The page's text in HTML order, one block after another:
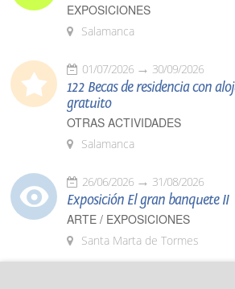
EXPOSICIONES
Salamanca
01/07/2026 30/09/2026
122 Becas de residencia con
gratuito
OTRAS ACTIVIDADES
Salamanca
26/06/2026 31/08/2026
Exposición El gran banquete II
ARTE / EXPOSICIONES
Santa Marta de Tormes